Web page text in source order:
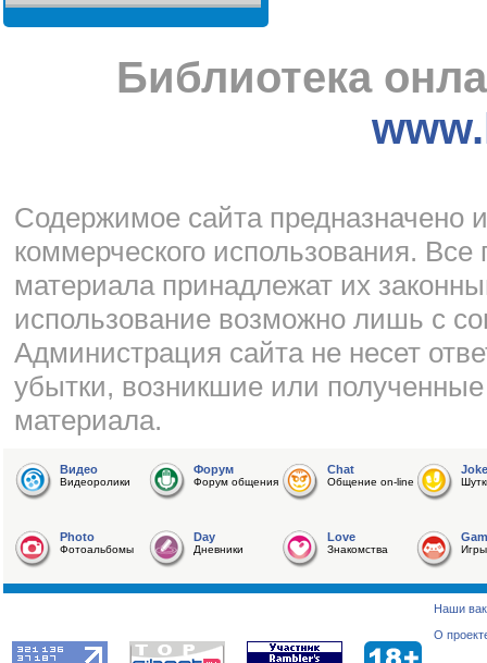
Библиотека
Cодержимое сайта предназначено
коммерческого использования.
материала принадлежат их
использование возможно лишь с
Администрация сайта не несет
убытки, возникшие или
материала.
Видео
Видеоролики
Форум
Форум общения
Chat
Общение on-line
Joke
Photo
Фотоальбомы
Day
Дневники
Love
Знакомства Игры
Наши
О